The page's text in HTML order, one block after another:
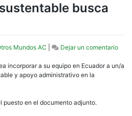
busca
Mundos AC Dejar un comentarioen
incorporar a su equipo en Ecuador a un/a
y apoyo administrativo en la
puesto en el documento adjunto.